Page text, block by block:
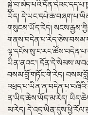
ཡོད།
གསུངས་ཡོད་རེད།
ཡིན་ནའང་།
བསམ་བློ་གཏོང་གི་རེད།
ན་ཡིད་ཆེས་ཡོད་མ་རེད།
མ་རེད།